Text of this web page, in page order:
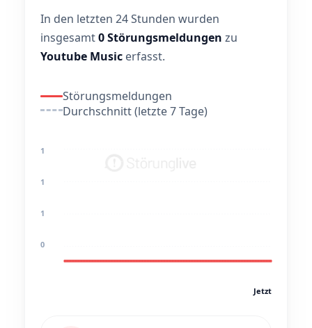
In den letzten 24 Stunden wurden
insgesamt0 Störungsmeldungen zu
Youtube Music erfasst.
Störungsmeldungen
Durchschnitt (letzte 7 Tage)
1
1
1
0
Jetzt